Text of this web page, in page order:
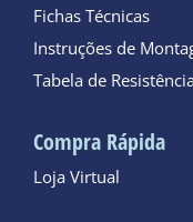
Fichas Técnicas
Instruções de
Tabela de
Compra Rápida
Loja Virtual